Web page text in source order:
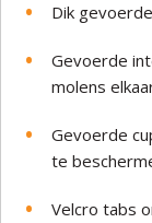
Dik
Gevoerde
molens
Gevoerde
te
Velcro tabs